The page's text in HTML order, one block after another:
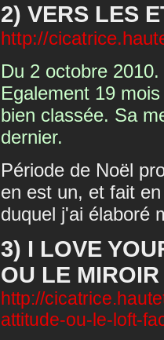
2) VERS LES
http://
Du 2 octobre 2010.
Egalement 19
bien classée. Sa
dernier.
Période de Noël
en est un, et fait
duquel j'ai élaboré
3) I LOVE
OU LE
http://
attitude-ou-le-loft-